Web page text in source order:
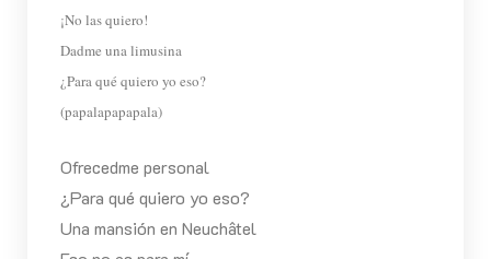
¡No las quiero!
Dadme una limusina
¿Para qué quiero yo eso?
(papalapapapala)
Ofrecedme personal
¿Para qué quiero yo eso?
Una mansión en Neuchâtel